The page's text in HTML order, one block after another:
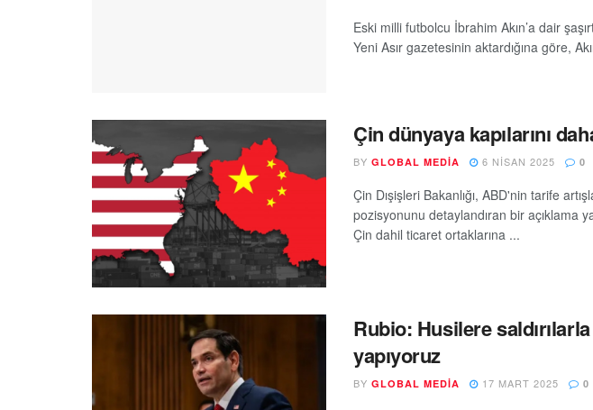
Eski milli futbolcu İbrahim Akın’a dair
Yeni Asır gazetesinin aktardığına göre,
Çin dünyaya kapılarını
BY GLOBAL MEDIA 6 NISAN 2025 0
Çin Dışişleri Bakanlığı, ABD'nin tarife
pozisyonunu detaylandıran bir açıklama
Çin dahil ticaret ortaklarına ...
Rubio: Husilere
yapıyoruz
BY GLOBAL MEDIA 17 MART 2025 0